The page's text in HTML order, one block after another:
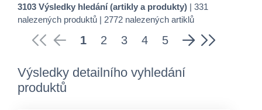
3103 Výsledky hledání (artikly a produkty) | 331
nalezených produktů | 2772 nalezených artiklů
1 2 3 4 5
Výsledky detailního vyhledání
produktů